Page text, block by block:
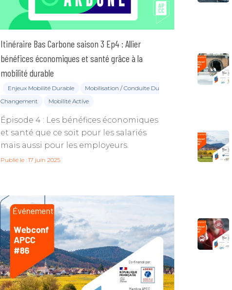
Itinéraire Bas Carbone saison 3 Ep4 : Allier
bénéfices économiques et santé grâce à la
mobilité durable
Enjeux Mobilité Durable
Mobilisation / Conduite Du
Changement
Mobilité Active
Épisode 4 : Les bénéfices économiques
et santé que ce soit pour les salariés
mais aussi pour les employeurs.
Publié le : 17 juin 2025